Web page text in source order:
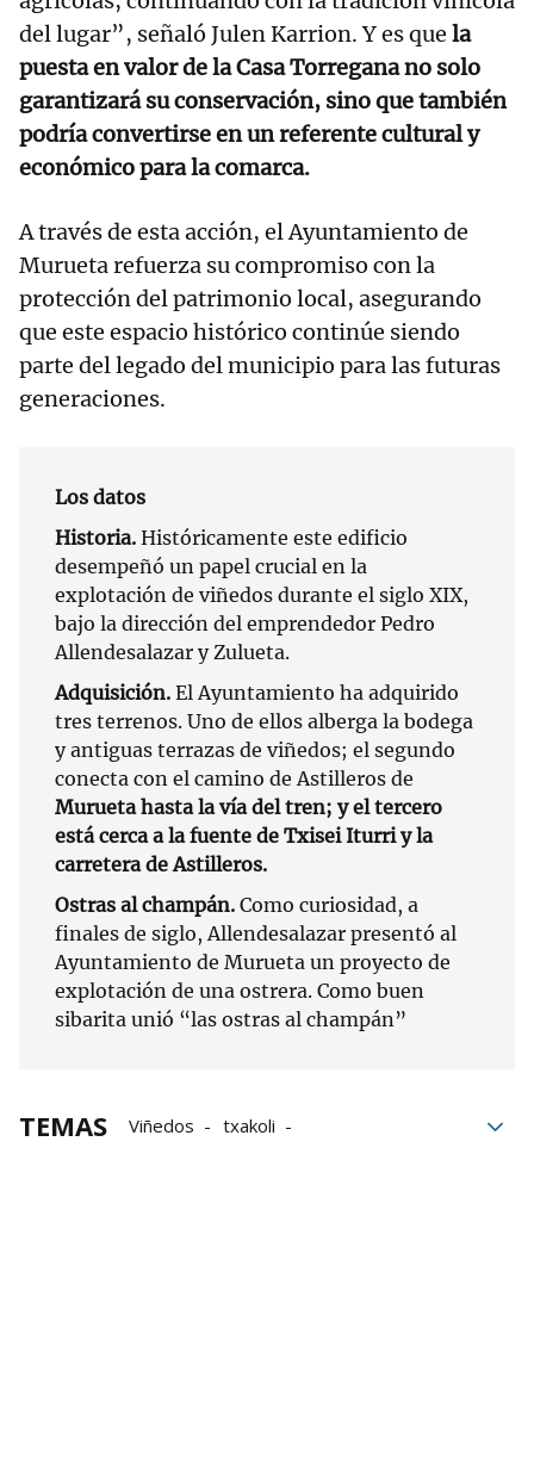
del lugar”, señaló Julen Karrion. Y es que la
puesta en valor de la Casa Torregana no solo
garantizará su conservación, sino que también
podría convertirse en un referente cultural y
económico para la comarca.
A través de esta acción, el Ayuntamiento de
Murueta refuerza su compromiso con la
protección del patrimonio local, asegurando
que este espacio histórico continúe siendo
parte del legado del municipio para las futuras
generaciones.
Los datos
Historia. Históricamente este edificio
desempeñó un papel crucial en la
explotación de viñedos durante el siglo XIX,
bajo la dirección del emprendedor Pedro
Allendesalazar y Zulueta.
Adquisición. El Ayuntamiento ha adquirido
tres terrenos. Uno de ellos alberga la bodega
y antiguas terrazas de viñedos; el segundo
conecta con el camino de Astilleros de
Murueta hasta la vía del tren; y el tercero
está cerca a la fuente de Txisei Iturri y la
carretera de Astilleros.
Ostras al champán. Como curiosidad, a
finales de siglo, Allendesalazar presentó al
Ayuntamiento de Murueta un proyecto de
explotación de una ostrera. Como buen
sibarita unió “las ostras al champán”
TEMAS Viñedos
txakoli